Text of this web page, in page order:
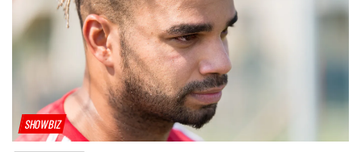
SHOWBIZ